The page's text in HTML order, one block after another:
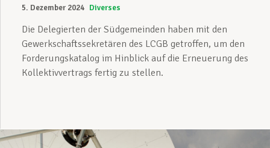
5. Dezember 2024 Diverses
Die Delegierten der Südgemeinden haben mit den
Gewerkschaftssekretären des LCGB getroffen, um den
Forderungskatalog im Hinblick auf die Erneuerung des
Kollektivvertrags fertig zu stellen.